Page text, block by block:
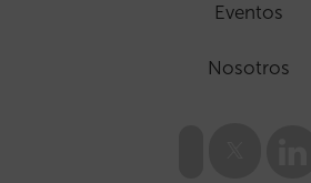
Eventos
Nosotros